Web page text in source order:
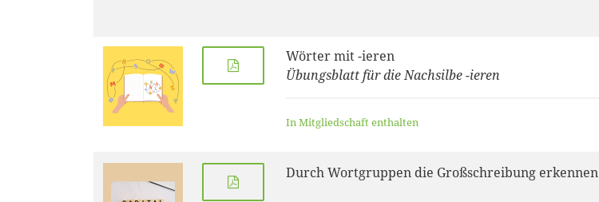
Wörter mit -ieren
Übungsblatt für die Nachsilbe -ieren
In Mitgliedschaft enthalten
Durch Wortgruppen die Großschreibung erkennen